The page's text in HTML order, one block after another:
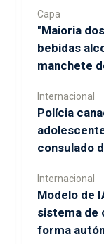
Capa
"Maioria
bebidas
manchete
Internacional
Polícia
consulado
Internacional
Modelo de
sistema de
forma